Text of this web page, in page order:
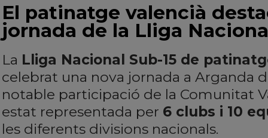
El patinatge valencià
jornada de la Lliga
La Lliga Nacional Sub-15 de
celebrat una nova jornada a Arganda
notable participació de la Comunitat
estat representada per 6 clubs i 10
les diferents divisions nacionals.